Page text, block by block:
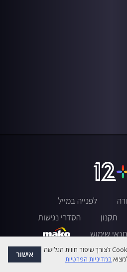
לפנייה במייל
תקנון
הסדרי נגישות
שימוש
לידיעתך, אנו משתמשים בקבצי Cookies לצורך שיפור חווית הגלישה
במדיניות הפרטיות אישור